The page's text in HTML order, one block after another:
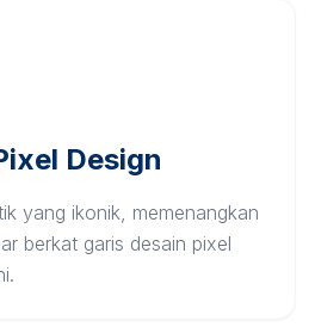
Design
yang ikonik, memenangkan
berkat garis desain pixel